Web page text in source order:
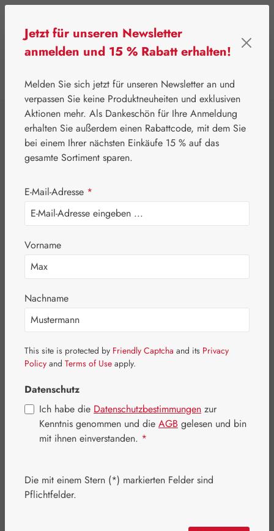
Pater Severin Naturprodukte Schönheit & Pflege
Citronellaöl 5 %
Salbe
Bildergalerie überspringen
Regulärer Preis:
122,30 €
Jetzt für unseren Newsletter
anmelden und 15 % Rabatt erhalten!
Melden Sie sich jetzt für unseren Newsletter an und
verpassen Sie keine Produktneuheiten und exklusiven
Aktionen mehr. Als Dankeschön für Ihre Anmeldung
erhalten Sie außerdem einen Rabattcode, mit dem Sie
bei einem Ihrer nächsten Einkäufe 15 % auf das
gesamte Sortiment sparen.
E-Mail-Adresse *
Vorname
Nachname
This site is protected by Friendly Captcha and its Privacy
Policy and Terms of Use apply.
Datenschutz
Ich habe die Datenschutzbestimmungen zur
Kenntnis genommen und die AGB gelesen und bin
mit ihnen einverstanden. *
Die mit einem Stern (*) markierten Felder sind
Pflichtfelder.